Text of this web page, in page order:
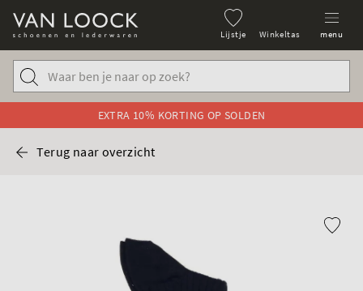
Lijstje Winkeltas menu
EXTRA 10% KORTING OP SOLDEN
Terug naar overzicht